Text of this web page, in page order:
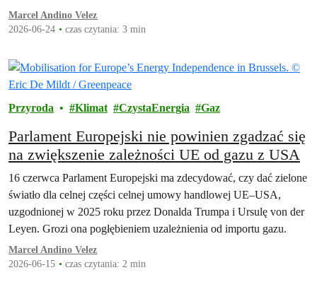
Marcel Andino Velez
2026-06-24
czas czytania: 3 min
Przyroda Klimat CzystaEnergia Gaz
Parlament Europejski nie powinien zgadzać się
na zwiększenie zależności UE od gazu z USA
16 czerwca Parlament Europejski ma zdecydować, czy dać zielone
światło dla celnej części celnej umowy handlowej UE–USA,
uzgodnionej w 2025 roku przez Donalda Trumpa i Ursulę von der
Leyen. Grozi ona pogłębieniem uzależnienia od importu gazu.
Marcel Andino Velez
2026-06-15
czas czytania: 2 min